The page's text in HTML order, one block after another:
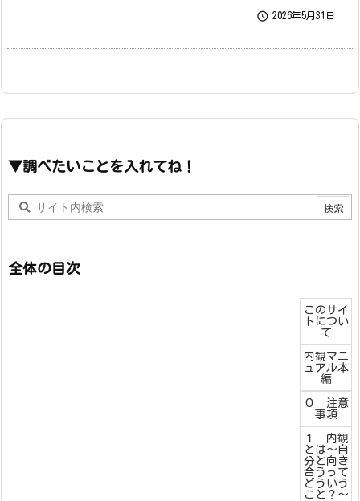
 2026年5月31日
▼調べたいことを入れてね！
全体の目次
このサイ
トについ
て
内観マニ
ュアル本
編
０ 注意
事項
１ 内観
とは～自
分と向き
合うって
どういう
こと？～